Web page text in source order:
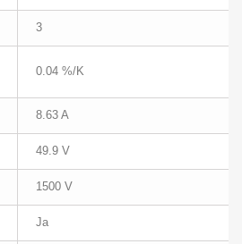
3
0.04 %/K
8.63 A
49.9 V
1500 V
Ja